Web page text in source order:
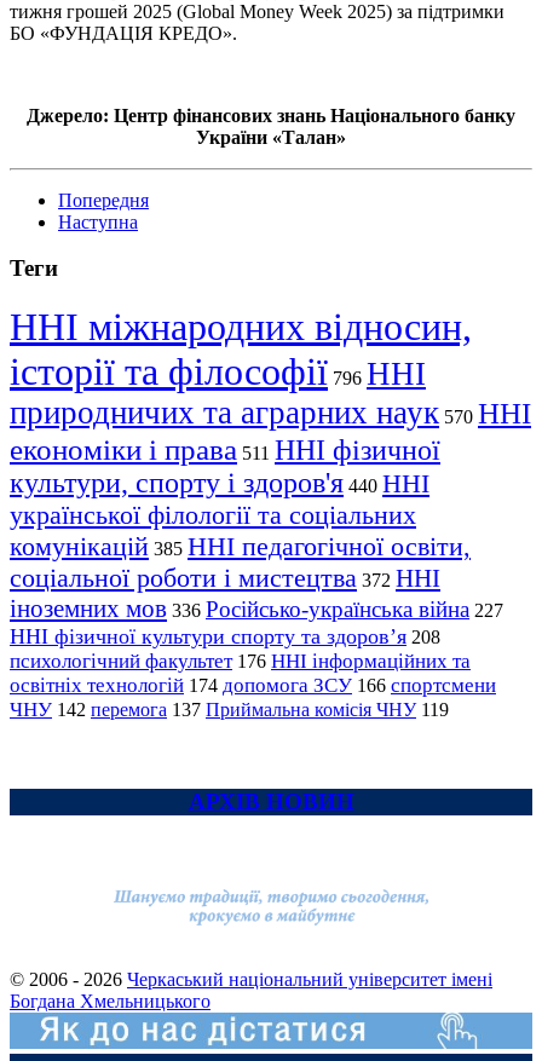
тижня грошей 2025 (Global Money Week 2025) за підтримки
БО «ФУНДАЦІЯ КРЕДО».
Джерело: Центр фінансових знань Національного банку
України «Талан»
Попередня
Наступна
Теги
ННІ міжнародних відносин,
історії та філософії 796 ННІ
природничих та аграрних наук 570 ННІ
економіки і права 511 ННІ фізичної
культури, спорту і здоров'я 440 ННІ
української філології та соціальних
комунікацій 385 ННІ педагогічної освіти,
соціальної роботи і мистецтва 372 ННІ
іноземних мов 336 Російсько-українська війна 227
ННІ фізичної культури спорту та здоров’я 208
психологічний факультет 176 ННІ інформаційних та
освітніх технологій 174 допомога ЗСУ 166 спортсмени
ЧНУ 142 перемога 137 Приймальна комісія ЧНУ 119
АРХІВ НОВИН
© 2006 - 2026 Черкаський національний університет імені
Богдана Хмельницького